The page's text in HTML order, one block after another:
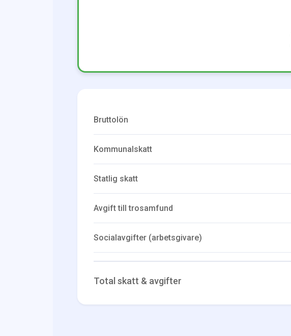
Bruttolön
Kommunalskatt
Statlig skatt
Avgift till trosamfund
Socialavgifter (arbetsgivare)
Total skatt & avgifter